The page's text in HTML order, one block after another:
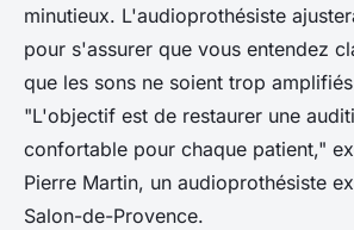
minutieux. L'audioprothésiste
pour s'assurer que vous entendez
que les sons ne soient trop
"L'objectif est de restaurer une
confortable pour chaque patient,"
Pierre Martin, un audioprothésiste
Salon-de-Provence.